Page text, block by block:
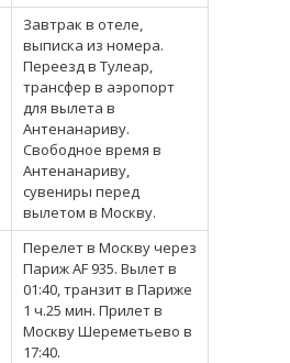
Завтрак в отеле,
выписка из номера.
Переезд в Тулеар,
трансфер в аэропорт
для вылета в
Антенанариву.
Свободное время в
Антенанариву,
сувениры перед
вылетом в Москву.
Перелет в Москву через
Париж AF 935. Вылет в
01:40, транзит в Париже
1 ч.25 мин. Прилет в
Москву Шереметьево в
17:40.